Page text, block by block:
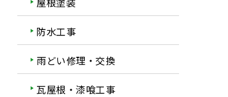
防水工事
雨どい修理・交換
瓦屋根・漆喰工事